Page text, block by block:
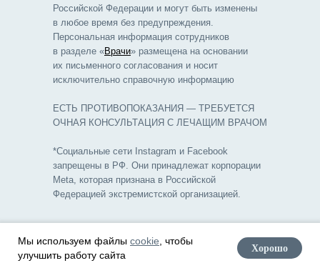
Российской Федерации и могут быть изменены
в любое время без предупреждения.
Персональная информация сотрудников
в разделе «Врачи» размещена на основании
их письменного согласования и носит
исключительно справочную информацию
ЕСТЬ ПРОТИВОПОКАЗАНИЯ — ТРЕБУЕТСЯ
ОЧНАЯ КОНСУЛЬТАЦИЯ С ЛЕЧАЩИМ ВРАЧОМ
*Социальные сети Instagram и Facebook
запрещены в РФ. Они принадлежат корпорации
Meta, которая признана в Российской
Федерацией экстремистской организацией.
Мы используем файлы cookie , чтобы
улучшить работу сайта
Хорошо